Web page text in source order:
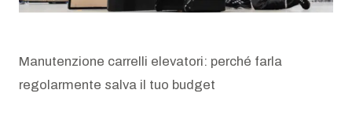
Chi siamo
Manutenzione carrelli elevatori: perché farla
regolarmente salva il tuo budget